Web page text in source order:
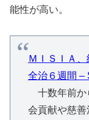
能性が高い。
ＭＩＳＩＡ
全治６週間 –
十数年前か
会貢献や慈善